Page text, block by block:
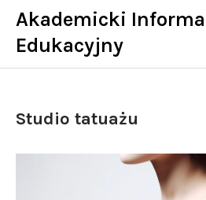
Skip
content
Akademicki
Edukacyjny
Studio tatuażu